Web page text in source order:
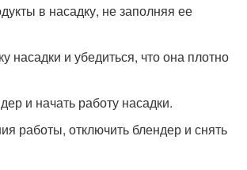
в насадку, не заполняя ее
насадки и убедиться, что она плотно
и начать работу насадки.
работы, отключить блендер и снять